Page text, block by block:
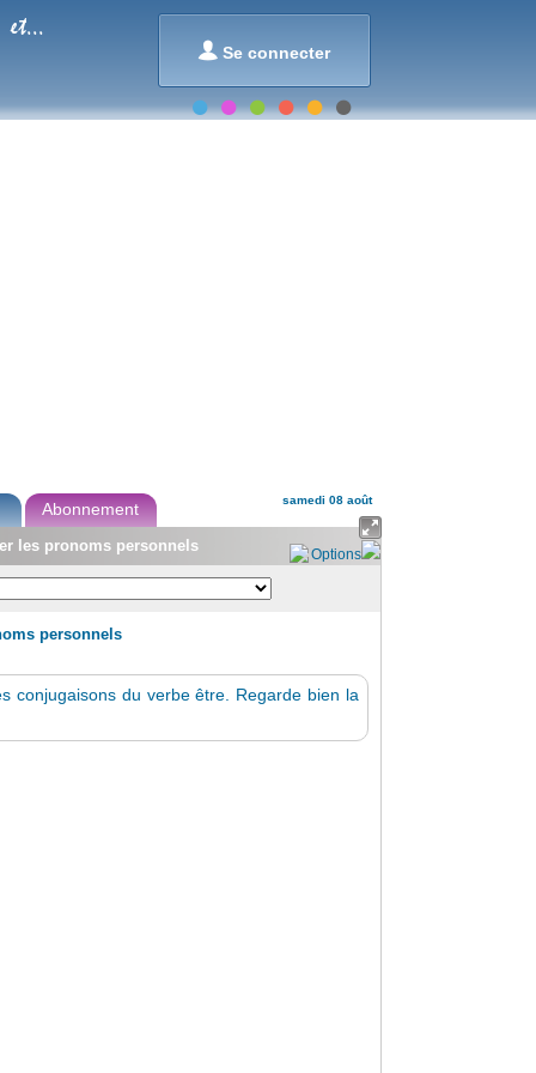
 Se connecter
et...
Abonnement samedi 08 août

les pronoms personnels Options
personnels
conjugaisons du verbe être. Regarde bien la